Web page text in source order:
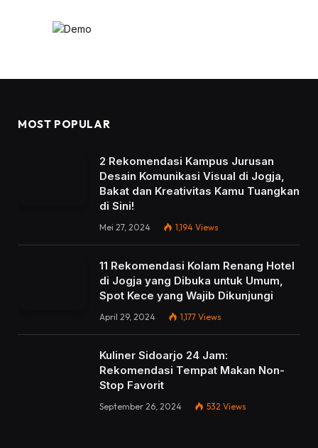
MOST POPULAR
2 Rekomendasi Kampus Jurusan
Desain Komunikasi Visual di Jogja,
Bakat dan Kreativitas Kamu Tuangkan
di Sini!
Mei 27, 2024 1,194 Views
11 Rekomendasi Kolam Renang Hotel
di Jogja yang Dibuka untuk Umum,
Spot Kece yang Wajib Dikunjungi
April 29, 2024 1,177 Views
Kuliner Sidoarjo 24 Jam:
Rekomendasi Tempat Makan Non-
Stop Favorit
September 26, 2024 532 Views